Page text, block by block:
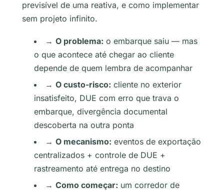
previsível de uma reativa, e como implementar
sem projeto infinito.
→ O problema: o embarque saiu — mas
o que acontece até chegar ao cliente
depende de quem lembra de acompanhar
→ O custo-risco: cliente no exterior
insatisfeito, DUE com erro que trava o
embarque, divergência documental
descoberta na outra ponta
→ O mecanismo: eventos de exportação
centralizados + controle de DUE +
rastreamento até entrega no destino
→ Como começar: um corredor de